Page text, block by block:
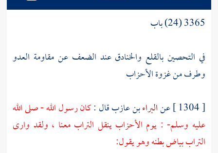
3365 (24) باب
في التحصين بالقلع والخنادق عند الضعف عن مقاومة العدو
وطرف من غزوة الأحزاب
[ 1304 ] عن
البراءبن عازب قال :كان رسول الله - صلى الله
عليه وسلم- : يوم الأحزاب ينقل التراب معنا ، ولقد وارى
التراب بياض بطنه وهو يقول: